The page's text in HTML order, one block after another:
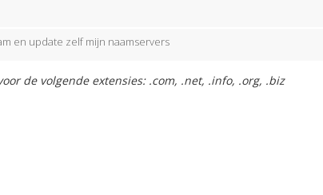
en update zelf mijn naamservers
de volgende extensies: .com, .net, .info, .org, .biz